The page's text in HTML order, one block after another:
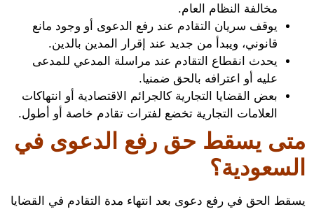
مخالفة النظام العام.
يوقف سريان التقادم عند رفع الدعوى أو وجود مانع
قانوني، ويبدأ من جديد عند إقرار المدين بالدين.
يحدث انقطاع التقادم عند مراسلة المدعي للمدعى
عليه أو اعترافه بالحق ضمنيا.
بعض القضايا التجارية كالجرائم الاقتصادية أو انتهاكات
العلامات التجارية تخضع لفترات تقادم خاصة أو أطول.
يسقط حق رفع الدعوى في
الحق في رفع دعوى بعد انتهاء مدة التقادم في القضايا